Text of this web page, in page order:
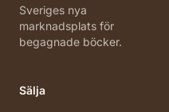
Sveriges nya
marknadsplats för
begagnade böcker.
Sälja